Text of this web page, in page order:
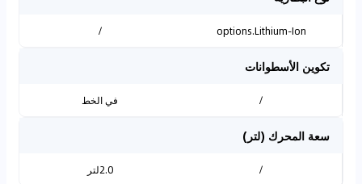
options.Lithium-Ion
/
تكوين الأسطوانات
/ في الخط
سعة المحرك (لتر)
/ 2.0لتر